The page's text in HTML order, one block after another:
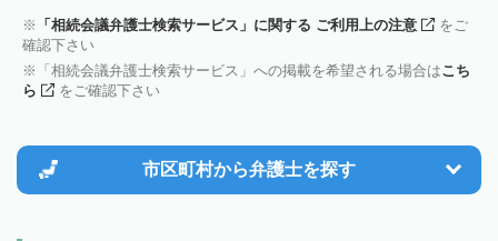
「相続会議弁護士検索サービス」に関する ご利用上の注意
をご
確認下さい
「相続会議弁護士検索サービス」への掲載を希望される場合はこち
ら
をご確認下さい
市区町村から弁護士を探す